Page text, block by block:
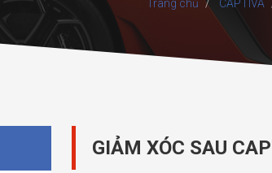
Trang chủ CAPTIVA
GIẢM XÓC SAU